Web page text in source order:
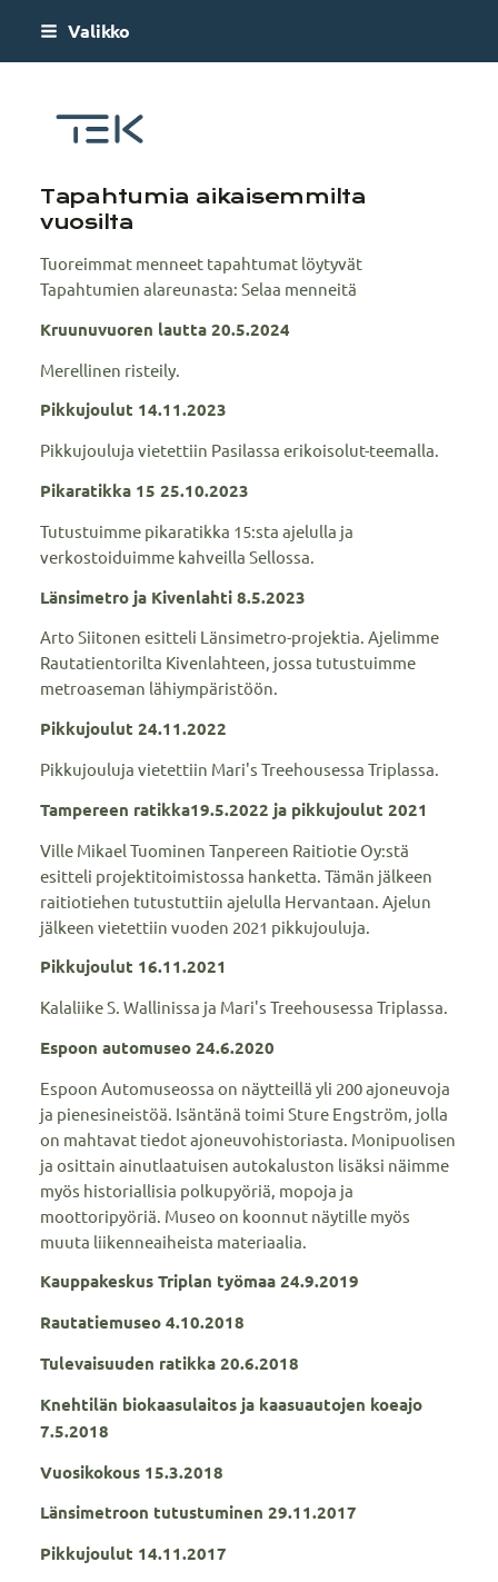
Siirry
Valikko
Traficum
Tapahtumia aikaisemmilta
vuosilta
Tuoreimmat menneet tapahtumat löytyvät
Tapahtumien alareunasta: Selaa menneitä
Kruunuvuoren lautta 20.5.2024
Merellinen risteily.
Pikkujoulut 14.11.2023
Pikkujouluja vietettiin Pasilassa erikoisolut-teemalla.
Pikaratikka 15 25.10.2023
Tutustuimme pikaratikka 15:sta ajelulla ja
verkostoiduimme kahveilla Sellossa.
Länsimetro ja Kivenlahti 8.5.2023
Arto Siitonen esitteli Länsimetro-projektia. Ajelimme
Rautatientorilta Kivenlahteen, jossa tutustuimme
metroaseman lähiympäristöön.
Pikkujoulut 24.11.2022
Pikkujouluja vietettiin Mari's Treehousessa Triplassa.
Tampereen ratikka19.5.2022 ja pikkujoulut 2021
Ville Mikael Tuominen Tanpereen Raitiotie Oy:stä
esitteli projektitoimistossa hanketta. Tämän jälkeen
raitiotiehen tutustuttiin ajelulla Hervantaan. Ajelun
jälkeen vietettiin vuoden 2021 pikkujouluja.
Pikkujoulut 16.11.2021
Kalaliike S. Wallinissa ja Mari's Treehousessa Triplassa.
Espoon automuseo 24.6.2020
Espoon Automuseossa on näytteillä yli 200 ajoneuvoja
ja pienesineistöä. Isäntänä toimi Sture Engström, jolla
on mahtavat tiedot ajoneuvohistoriasta. Monipuolisen
ja osittain ainutlaatuisen autokaluston lisäksi näimme
myös historiallisia polkupyöriä, mopoja ja
moottoripyöriä. Museo on koonnut näytille myös
muuta liikenneaiheista materiaalia.
Kauppakeskus Triplan työmaa 24.9.2019
Rautatiemuseo 4.10.2018
Tulevaisuuden ratikka 20.6.2018
Knehtilän biokaasulaitos ja kaasuautojen koeajo
7.5.2018
Vuosikokous 15.3.2018
Länsimetroon tutustuminen 29.11.2017
Pikkujoulut 14.11.2017